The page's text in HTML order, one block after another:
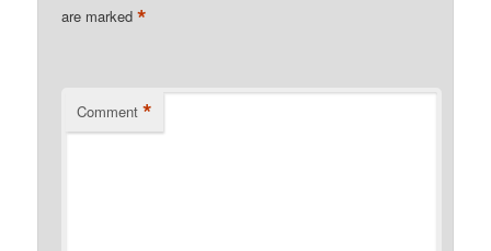
are marked*
Comment *